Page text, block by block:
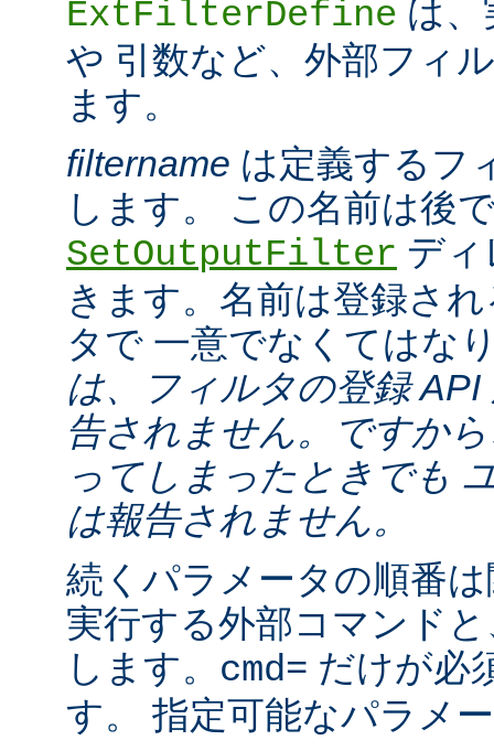
ExtFilterDefine は
や 引数など、外部フィ
ます。
filtername は定義するフ
します。 この名前は後
SetOutputFilter デ
きます。名前は登録さ
タで 一意でなくてはな
は、フィルタの登録
告されません。ですか
ってしまったときでも
は報告されません。
続くパラメータの順番
実行する外部コマンド
します。 cmd= だけが必
す。 指定可能なパラメ